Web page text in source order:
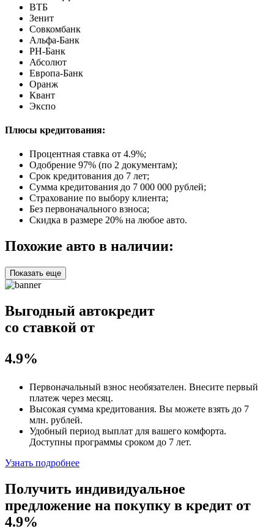
ВТБ
Зенит
Совкомбанк
Альфа-Банк
РН-Банк
Абсолют
Европа-Банк
Оранж
Квант
Экспо
Плюсы кредитования:
Процентная ставка от 4.9%;
Одобрение 97% (по 2 документам);
Срок кредитования до 7 лет;
Сумма кредитования до 7 000 000 рублей;
Страхование по выбору клиента;
Без первоначального взноса;
Скидка в размере 20% на любое авто.
Похожие авто в наличии:
Показать еще
Выгодный автокредит
со ставкой от
4.9%
Первоначальный взнос необязателен. Внесите первый
платеж через месяц.
Высокая сумма кредитования. Вы можете взять до 7
млн. рублей.
Удобный период выплат для вашего комфорта.
Доступны программы сроком до 7 лет.
Узнать подробнее
Получить индивидуальное
предложение на покупку в кредит от
4.9%